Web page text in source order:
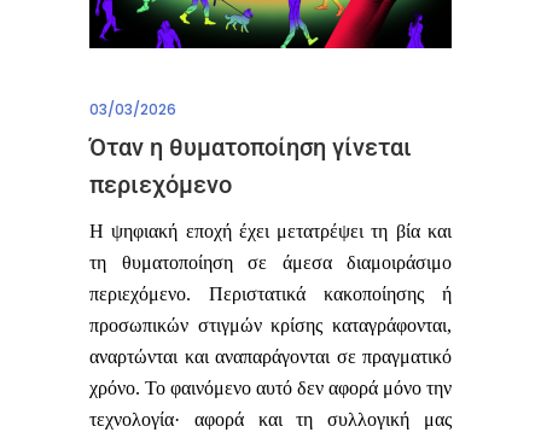
03/03/2026
Όταν η θυματοποίηση γίνεται
περιεχόμενο
Η ψηφιακή εποχή έχει μετατρέψει τη βία και
τη θυματοποίηση σε άμεσα διαμοιράσιμο
περιεχόμενο. Περιστατικά κακοποίησης ή
προσωπικών στιγμών κρίσης καταγράφονται,
αναρτώνται και αναπαράγονται σε πραγματικό
χρόνο. Το φαινόμενο αυτό δεν αφορά μόνο την
τεχνολογία· αφορά και τη συλλογική μας